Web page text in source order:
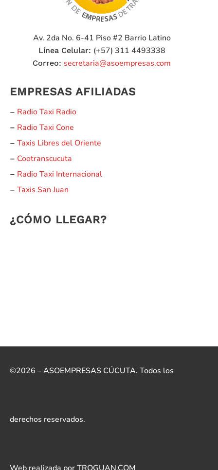
Av. 2da No. 6-41 Piso #2 Barrio Latino
Línea Celular: (+57) 311 4493338
Correo: secretaria@asoempresas.com
EMPRESAS AFILIADAS
– Radio Taxi Radio
– Radio Taxi Cone
– Taxis Libres del Oriente
– Cootranscucuta
– Radio Taxi Internacional
– Taxis San Juan
¿CÓMO LLEGAR?
©2026 – ASOEMPRESAS CÚCUTA. Todos los
derechos reservados.